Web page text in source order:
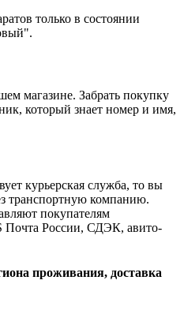
только в состоянии
магазине. Забрать покупку
который знает номер и имя,
курьерская служба, то вы
транспортную компанию.
покупателям
Почта России, СДЭК, авито-
проживания, доставка